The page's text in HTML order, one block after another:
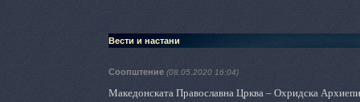
Вести и настани
Соопштение (08.05.2020 16:04)
Македонската Православна Црква – Охридска